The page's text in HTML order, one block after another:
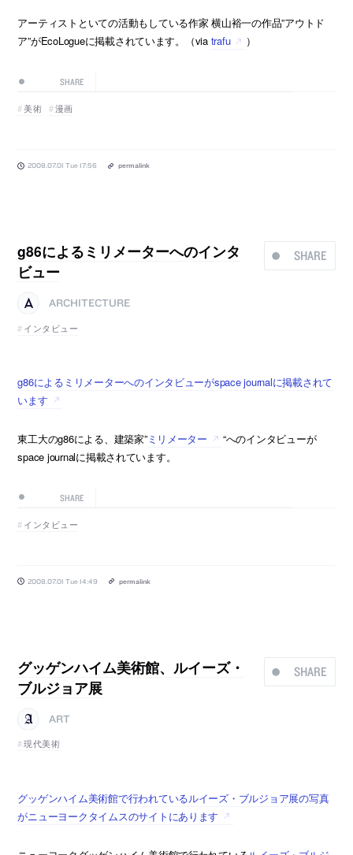
アーティストといての活動もしている作家 横山裕一の作品”アウトド
ア”がEcoLogueに掲載されています。（via trafu ）
SHARE
美術 漫画
2008.07.01 Tue 17:56 permalink
SHARE
g86によるミリメーターへのインタ
ビュー
ARCHITECTURE
インタビュー
g86によるミリメーターへのインタビューがspace journalに掲載されて
います
東工大のg86による、建築家”ミリメーター
“へのインタビューが
space journalに掲載されています。
SHARE
インタビュー
2008.07.01 Tue 14:49 permalink
SHARE
グッゲンハイム美術館、ルイーズ・
ブルジョア展
ART
現代美術
グッゲンハイム美術館で行われているルイーズ・ブルジョア展の写真
がニューヨークタイムスのサイトにあります